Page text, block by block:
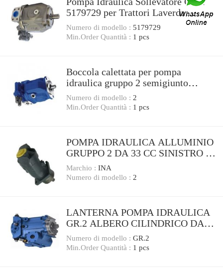
5179729 per Trattori Laverda
3560AL L517 SerieTN
Numero di modello : 5179729
Min.Order Quantità : 1 pcs
Boccola calettata per pompa
idraulica gruppo 2 semigiunto
profilo DIN 5482 25x22
Numero di modello : 2
Min.Order Quantità : 1 pcs
POMPA IDRAULICA ALLUMINIO
GRUPPO 2 DA 33 CC SINISTRO -
OLEODINAMICA GEAR PUMPS
Marchio : INA
Numero di modello : 2
LANTERNA POMPA IDRAULICA
GR.2 ALBERO CILINDRICO DA
25mm PER MOTORI HONDA ecc
Numero di modello : GR.2
Min.Order Quantità : 1 pcs